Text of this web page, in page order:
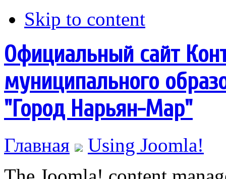
Skip to content
Официальный сайт
муниципального
"Город Нарьян-Мар"
Главная
Using Joomla!